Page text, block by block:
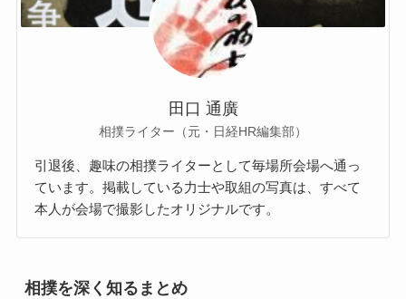
田口 通廣
相撲ライター（元・日経HR編集部）
引退後、趣味の相撲ライターとして毎場所会場へ通っ
ています。掲載している力士や取組の写真は、すべて
本人が会場で撮影したオリジナルです。
相撲を深く知るまとめ